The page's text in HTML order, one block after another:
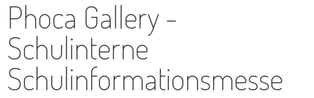
Phoca Gallery -
Schulinterne
Schulinformationsmesse